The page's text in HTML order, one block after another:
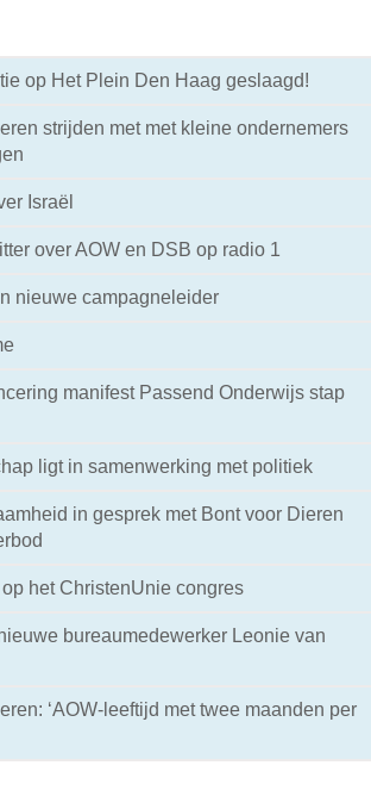
op Het Plein Den Haag geslaagd!
strijden met met kleine ondernemers
Israël
over AOW en DSB op radio 1
nieuwe campagneleider
manifest Passend Onderwijs stap
ligt in samenwerking met politiek
in gesprek met Bont voor Dieren
het ChristenUnie congres
bureaumedewerker Leonie van
‘AOW-leeftijd met twee maanden per